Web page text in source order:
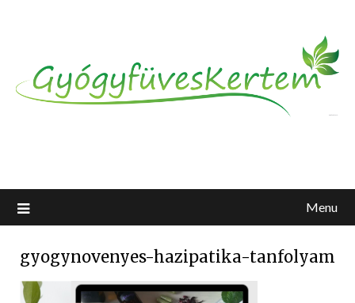
Menu
gyogynovenyes-hazipatika-tanfolyam